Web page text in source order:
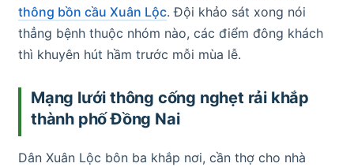
thông bồn cầu Xuân Lộc. Đội khảo sát xong nói
thẳng bệnh thuộc nhóm nào, các điểm đông khách
thì khuyên hút hầm trước mỗi mùa lễ.
Mạng lưới thông cống nghẹt rải khắp
thành phố Đồng Nai
Dân Xuân Lộc bôn ba khắp nơi, cần thợ cho nhà